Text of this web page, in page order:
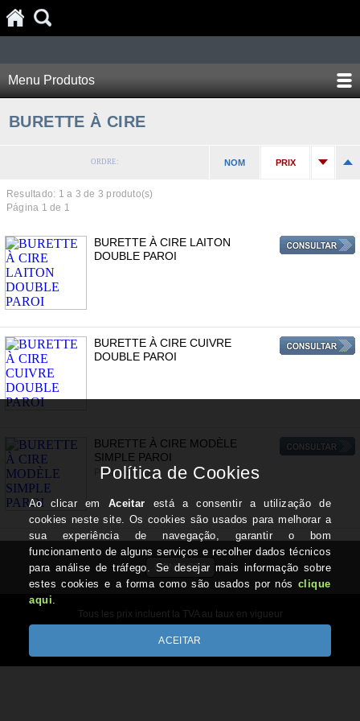
Menu Produtos
BURETTE À CIRE
ORDRE: NOM PRIX
Resultado: 1 a 3 de 3 produto(s)
Página 1 de 1
BURETTE À CIRE LAITON
DOUBLE PAROI
BURETTE À CIRE CUIVRE
DOUBLE PAROI
BURETTE À CIRE MODÈLE
SIMPLE PAROI
Petit * Grand
CONTACTS
Tous les prix incluent la TVA au taux en vigueur
Desenvolvido por Optimeios